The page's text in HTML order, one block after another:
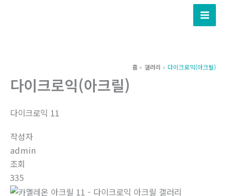
홈 갤러리 다이크로익(아크릴)
다이크로익(아크릴)
다이크로익 11
작성자
admin
조회
335